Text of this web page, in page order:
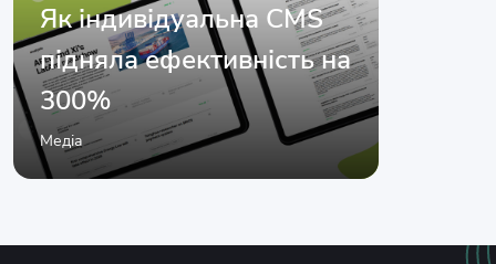
Як індивідуальна CMS
підняла ефективність на
300%
Медіа